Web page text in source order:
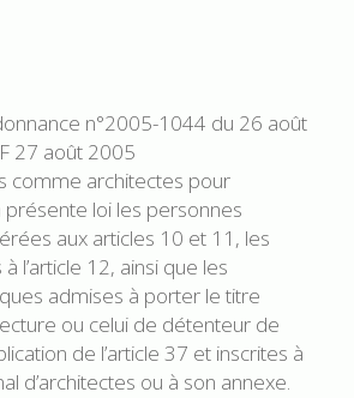
n°2005-1044 du 26 août
27 août 2005
comme architectes pour
présente loi les personnes
aux articles 10 et 11, les
l’article 12, ainsi que les
admises à porter le titre
ou celui de détenteur de
de l’article 37 et inscrites à
d’architectes ou à son annexe.